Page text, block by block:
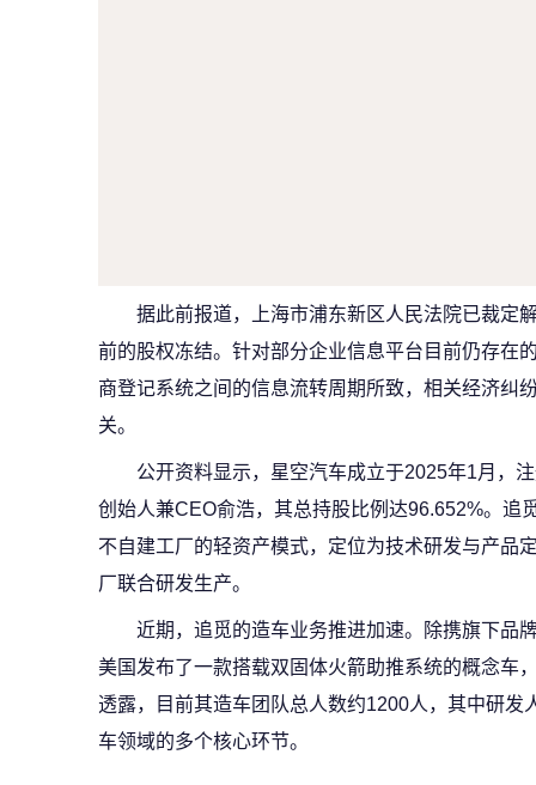
据此前报道，上海市浦东新区人民法院已裁定
前的股权冻结。针对部分企业信息平台目前仍存在
商登记系统之间的信息流转周期所致，相关经济纠
关。
公开资料显示，星空汽车成立于2025年1月，
创始人兼CEO俞浩，其总持股比例达96.652%。追
不自建工厂的轻资产模式，定位为技术研发与产品
厂联合研发生产。
近期，追觅的造车业务推进加速。除携旗下品
美国发布了一款搭载双固体火箭助推系统的概念车
透露，目前其造车团队总人数约1200人，其中研发
车领域的多个核心环节。